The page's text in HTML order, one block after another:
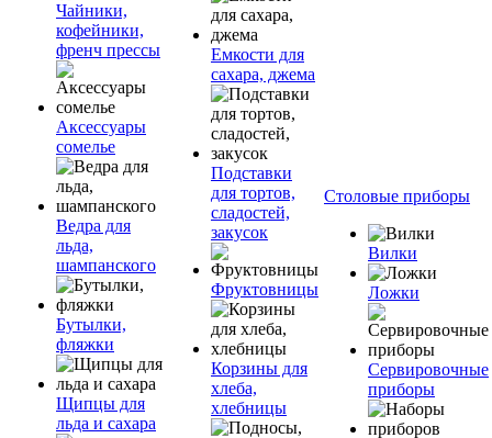
Чайники,
кофейники,
френч прессы
Аксессуары
сомелье
Ведра для
льда,
шампанского
Бутылки,
фляжки
Щипцы для
льда и сахара
Емкости для
сахара, джема
Подставки
для тортов,
сладостей,
закусок
Фруктовницы
Корзины для
хлеба,
хлебницы
Столовые приборы
Вилки
Ложки
Сервировочные
приборы